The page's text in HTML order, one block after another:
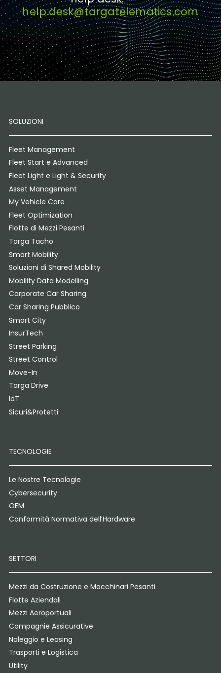
help.desk@targatelematics.com
SOLUZIONI
Fleet Management
Fleet Start e Advanced
Fleet Light e Light & Security
Asset Management
My Vehicle Care
Fleet Optimization
Flotte di Mezzi Pesanti
Targa Tacho
Smart Mobility
Soluzioni di Shared Mobility
Mobility Data Modelling
Corporate Car Sharing
Car Sharing Pubblico
Smart City
InsurTech
Street Parking
Street Control
Move-In
Targa Drive
IoT
Sicuri&Protetti
TECNOLOGIE
Le Nostre Tecnologie
Cybersecurity
OEM
Conformità Normativa dell’Hardware
SETTORI
Mezzi da Costruzione e Macchinari Pesanti
Flotte Aziendali
Mezzi Aeroportuali
Compagnie Assicurative
Noleggio e Leasing
Trasporti e Logistica
Utility